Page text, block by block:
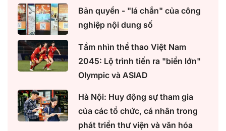
Bản quyền - "lá chắn" của công
nghiệp nội dung số
Tầm nhìn thể thao Việt Nam
2045: Lộ trình tiến ra "biển lớn"
Olympic và ASIAD
Hà Nội: Huy động sự tham gia
của các tổ chức, cá nhân trong
phát triển thư viện và văn hóa